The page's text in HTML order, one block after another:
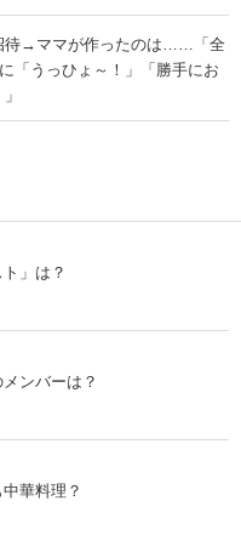
待→ママが作ったのは……「全
「うっひょ～！」「勝手にお
」は？
ンバーは？
華料理？